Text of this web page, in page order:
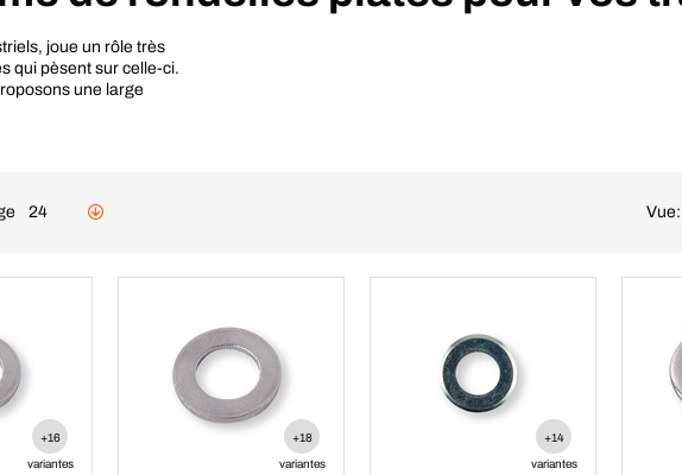
joue un rôle très
qui pèsent sur celle-ci.
une large
24 Vue:
+16
variantes
+18
variantes
+14
variantes